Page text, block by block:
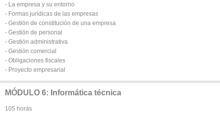
- La empresa y su entorno
- Formas jurídicas de las empresas
- Gestión de constitución de una empresa
- Gestión de personal
- Gestión administrativa
- Gestión comercial
- Obligaciones fiscales
- Proyecto empresarial
MÓDULO 6: Informática técnica
105 horas